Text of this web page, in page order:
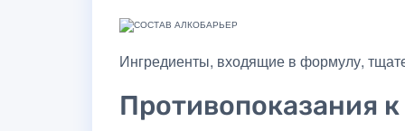
Ингредиенты, входящие в формулу,
Противопоказания